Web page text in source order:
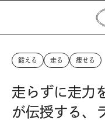
鍛える 走る 痩せる
走らずに走力
が伝授する、